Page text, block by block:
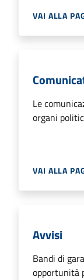
VAI ALLA
Le
organi
VAI ALLA
Avvisi
Bandi di
opportunità